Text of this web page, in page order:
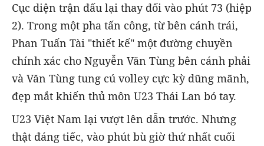
Cục diện trận đấu lại thay đối vào phút 73 (hiệp
2). Trong một pha tấn công, từ bên cánh trái,
Phan Tuấn Tài "thiết kế" một đường chuyền
chính xác cho Nguyễn Văn Tùng bên cánh phải
và Văn Tùng tung cú volley cực kỳ dũng mãnh,
đẹp mắt khiến thủ môn U23 Thái Lan bó tay.
U23 Việt Nam lại vượt lên dẫn trước. Nhưng
thật đáng tiếc, vào phút bù giờ thứ nhất cuối